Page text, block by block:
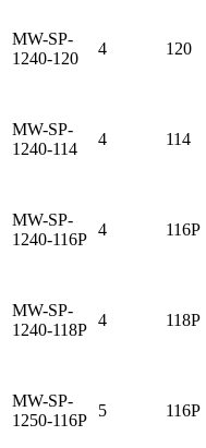
MW-SP-
1240-120
4 120
MW-SP-
1240-114
4 114
MW-SP-
1240-116P
4 116P
MW-SP-
1240-118P
4 118P
MW-SP-
1250-116P
5 116P